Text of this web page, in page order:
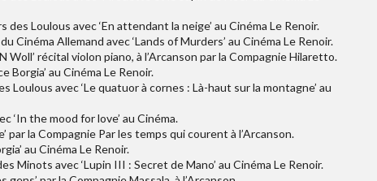
Loulous avec ‘En attendant la neige’ au Cinéma Le Renoir.
Cinéma Allemand avec ‘Lands of Murders’ au Cinéma Le Renoir.
Woll’ récital violon piano, à l’Arcanson par la Compagnie Hilaretto.
Borgia’ au Cinéma Le Renoir.
Loulous avec ‘Le quatuor à cornes : Là-haut sur la montagne’ au
‘In the mood for love’ au Cinéma.
par la Compagnie Par les temps qui courent à l’Arcanson.
au Cinéma Le Renoir.
Minots avec ‘Lupin III : Secret de Mano’ au Cinéma Le Renoir.